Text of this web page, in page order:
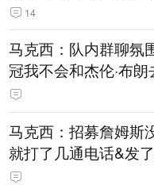
14
马克西：队内群聊氛
冠我不会和杰伦·布朗
马克西：招募詹姆斯
就打了几通电话&发